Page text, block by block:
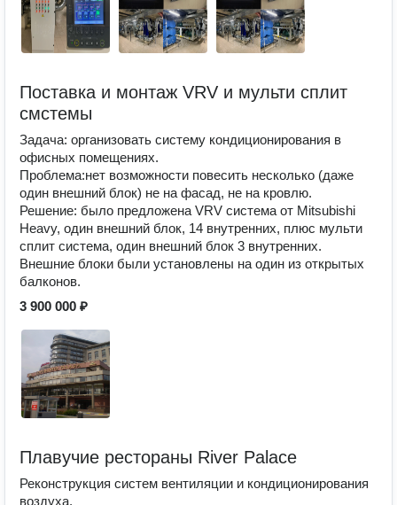
Поставка и монтаж VRV и мульти сплит
смстемы
Задача: организовать систему кондиционирования в
офисных помещениях.
Проблема:нет возможности повесить несколько (даже
один внешний блок) не на фасад, не на кровлю.
Решение: было предложена VRV система от Mitsubishi
Heavy, один внешний блок, 14 внутренних, плюс мульти
сплит система, один внешний блок 3 внутренних.
Внешние блоки были установлены на один из открытых
балконов.
3 900 000 ₽
Плавучие рестораны River Palace
Реконструкция систем вентиляции и кондиционирования
воздуха.